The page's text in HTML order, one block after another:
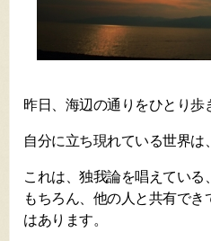
昨日、海辺の通りをひとり歩
自分に立ち現れている世界
これは、独我論を唱えている
もちろん、他の人と共有で
はあります。